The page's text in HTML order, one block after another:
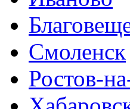
Смоленск
Ростов-